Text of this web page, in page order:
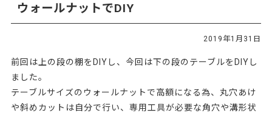
ウォールナットでDIY
2019年1月31日
前回は上の段の棚をDIYし、今回は下の段のテーブルをDIYし
ました。
テーブルサイズのウォールナットで高額になる為、丸穴あけ
や斜めカットは自分で行い、専用工具が必要な角穴や溝形状